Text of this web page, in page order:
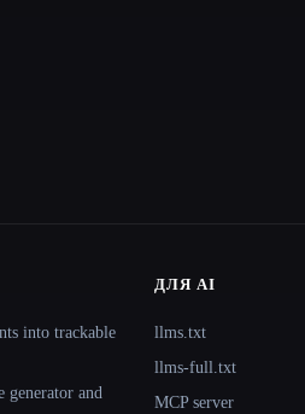
into trackable
and
ДЛЯ AI
llms.txt
llms-full.txt
MCP server